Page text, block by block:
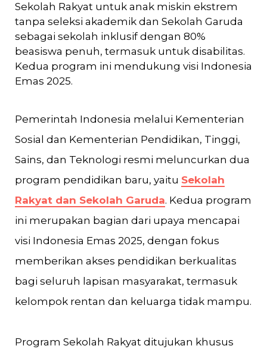
Sekolah Rakyat untuk anak miskin ekstrem
tanpa seleksi akademik dan Sekolah Garuda
sebagai sekolah inklusif dengan 80%
beasiswa penuh, termasuk untuk disabilitas.
Kedua program ini mendukung visi Indonesia
Emas 2025.
Pemerintah Indonesia melalui Kementerian
Sosial dan Kementerian Pendidikan, Tinggi,
Sains, dan Teknologi resmi meluncurkan dua
program pendidikan baru, yaitu Sekolah
Rakyat dan Sekolah Garuda. Kedua program
ini merupakan bagian dari upaya mencapai
visi Indonesia Emas 2025, dengan fokus
memberikan akses pendidikan berkualitas
bagi seluruh lapisan masyarakat, termasuk
kelompok rentan dan keluarga tidak mampu.
Program Sekolah Rakyat ditujukan khusus